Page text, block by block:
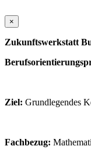
×
Zukunftswerkstatt
Ziel: Grundlegendes
Fachbezug: